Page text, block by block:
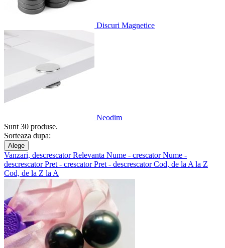
Discuri Magnetice
Neodim
Sunt 30 produse.
Sorteaza dupa:
Alege
Vanzari, descrescatorRelevanta Nume - crescatorNume -
descrescatorPret - crescatorPret - descrescatorCod, de la A la Z
Cod, de la Z la A